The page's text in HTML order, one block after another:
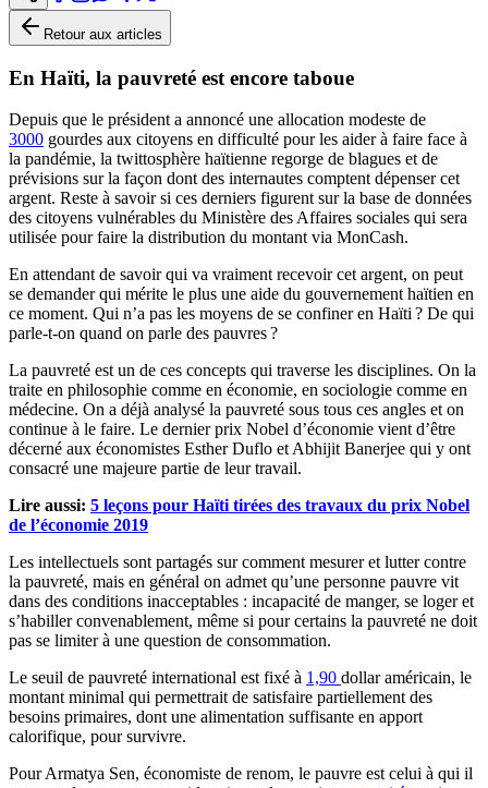
Retour aux articles
En Haïti, la pauvreté est encore taboue
Depuis que le président a annoncé une allocation modeste de
3000 gourdes aux citoyens en difficulté pour les aider à faire face à
la pandémie, la twittosphère haïtienne regorge de blagues et de
prévisions sur la façon dont des internautes comptent dépenser cet
argent. Reste à savoir si ces derniers figurent sur la base de données
des citoyens vulnérables du Ministère des Affaires sociales qui sera
utilisée pour faire la distribution du montant via MonCash.
En attendant de savoir qui va vraiment recevoir cet argent, on peut
se demander qui mérite le plus une aide du gouvernement haïtien en
ce moment. Qui n’a pas les moyens de se confiner en Haïti ? De qui
parle-t-on quand on parle des pauvres ?
La pauvreté est un de ces concepts qui traverse les disciplines. On la
traite en philosophie comme en économie, en sociologie comme en
médecine. On a déjà analysé la pauvreté sous tous ces angles et on
continue à le faire. Le dernier prix Nobel d’économie vient d’être
décerné aux économistes Esther Duflo et Abhijit Banerjee qui y ont
consacré une majeure partie de leur travail.
Lire aussi: 5 leçons pour Haïti tirées des travaux du prix Nobel
de l’économie 2019
Les intellectuels sont partagés sur comment mesurer et lutter contre
la pauvreté, mais en général on admet qu’une personne pauvre vit
dans des conditions inacceptables : incapacité de manger, se loger et
s’habiller convenablement, même si pour certains la pauvreté ne doit
pas se limiter à une question de consommation.
Le seuil de pauvreté international est fixé à 1,90 dollar américain, le
montant minimal qui permettrait de satisfaire partiellement des
besoins primaires, dont une alimentation suffisante en apport
calorifique, pour survivre.
Pour Armatya Sen, économiste de renom, le pauvre est celui à qui il